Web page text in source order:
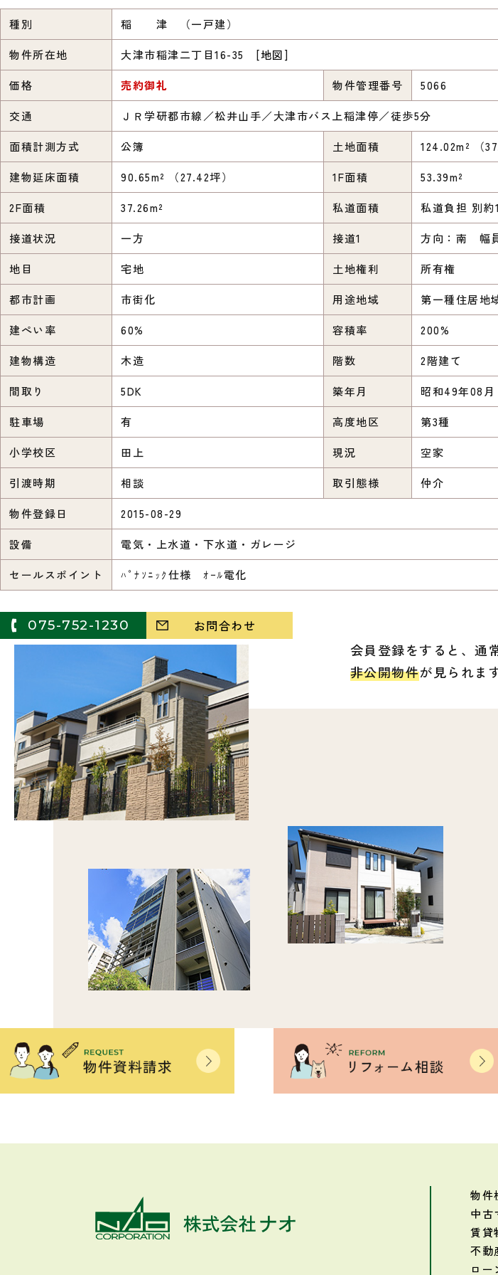
種別 稲 津 （一戸建）
物件所在地 大津市稲津二丁目16-35 [地図]
価格 売約御礼 物件管理番号 5066
交通 ＪＲ学研都市線／松井山手／大津市バス上稲津停／徒歩5分
面積計測方式 公簿 土地面積 124.02m² （
建物延床面積 90.65m² （27.42坪） 1F面積 53.39m²
2F面積 37.26m² 私道面積 私道負担 別約
接道状況 一方 接道1 方向：南 幅
地目 宅地 土地権利 所有権
都市計画 市街化 用途地域 第一種住居地
建ぺい率 60% 容積率 200%
建物構造 木造 階数 2階建て
間取り 5DK 築年月 昭和49年08月
駐車場 有 高度地区 第3種
小学校区 田上 現況 空家
引渡時期 相談 取引態様 仲介
物件登録日 2015-08-29
設備 電気・上水道・下水道・ガレージ
セールスポイント ﾊﾟﾅｿﾆｯｸ仕様 ｵｰﾙ電化
075-752-1230 お問合わせ
会員登録をすると、通
非公開物件が見られま
物件
中古
賃貸
不動
ロー